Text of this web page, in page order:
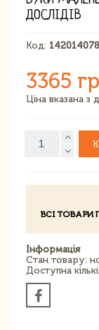
ДОСЛІДІВ
Код:
3365
Ціна вказана з
ВСІ ТОВАРИ
Інформація
Стан товару:
Доступна